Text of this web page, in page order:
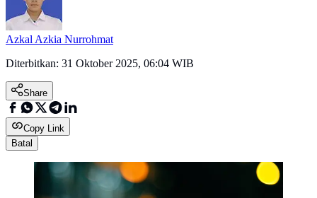
Azkal Azkia Nurrohmat
Diterbitkan: 31 Oktober 2025, 06:04 WIB
Share
Copy Link
Batal